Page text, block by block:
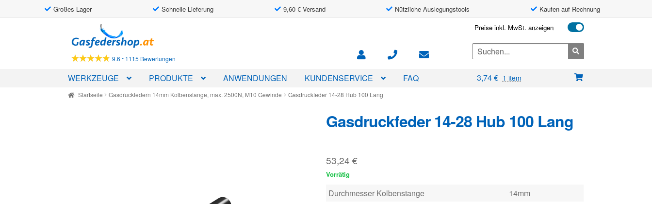
Großes Lager Schnelle Lieferung 9,60 € Versand Nützliche Auslegungstools Kaufen auf Rechnung
to
navigation
to
content
9.6 - 1115 Bewertungen
Preise inkl. MwSt. anzeigen
Search
for:
WERKZEUGE PRODUKTE ANWENDUNGEN KUNDENSERVICE FAQ 3,74€ 1 item
Startseite Gasdruckfedern 14mm Kolbenstange, max. 2500N, M10 Gewinde Gasdruckfeder 14-28 Hub 100 Lang
Gasdruckfeder 14-28 Hub 100 Lang
53,24 €
Vorrätig
Durchmesser Kolbenstange
14mm